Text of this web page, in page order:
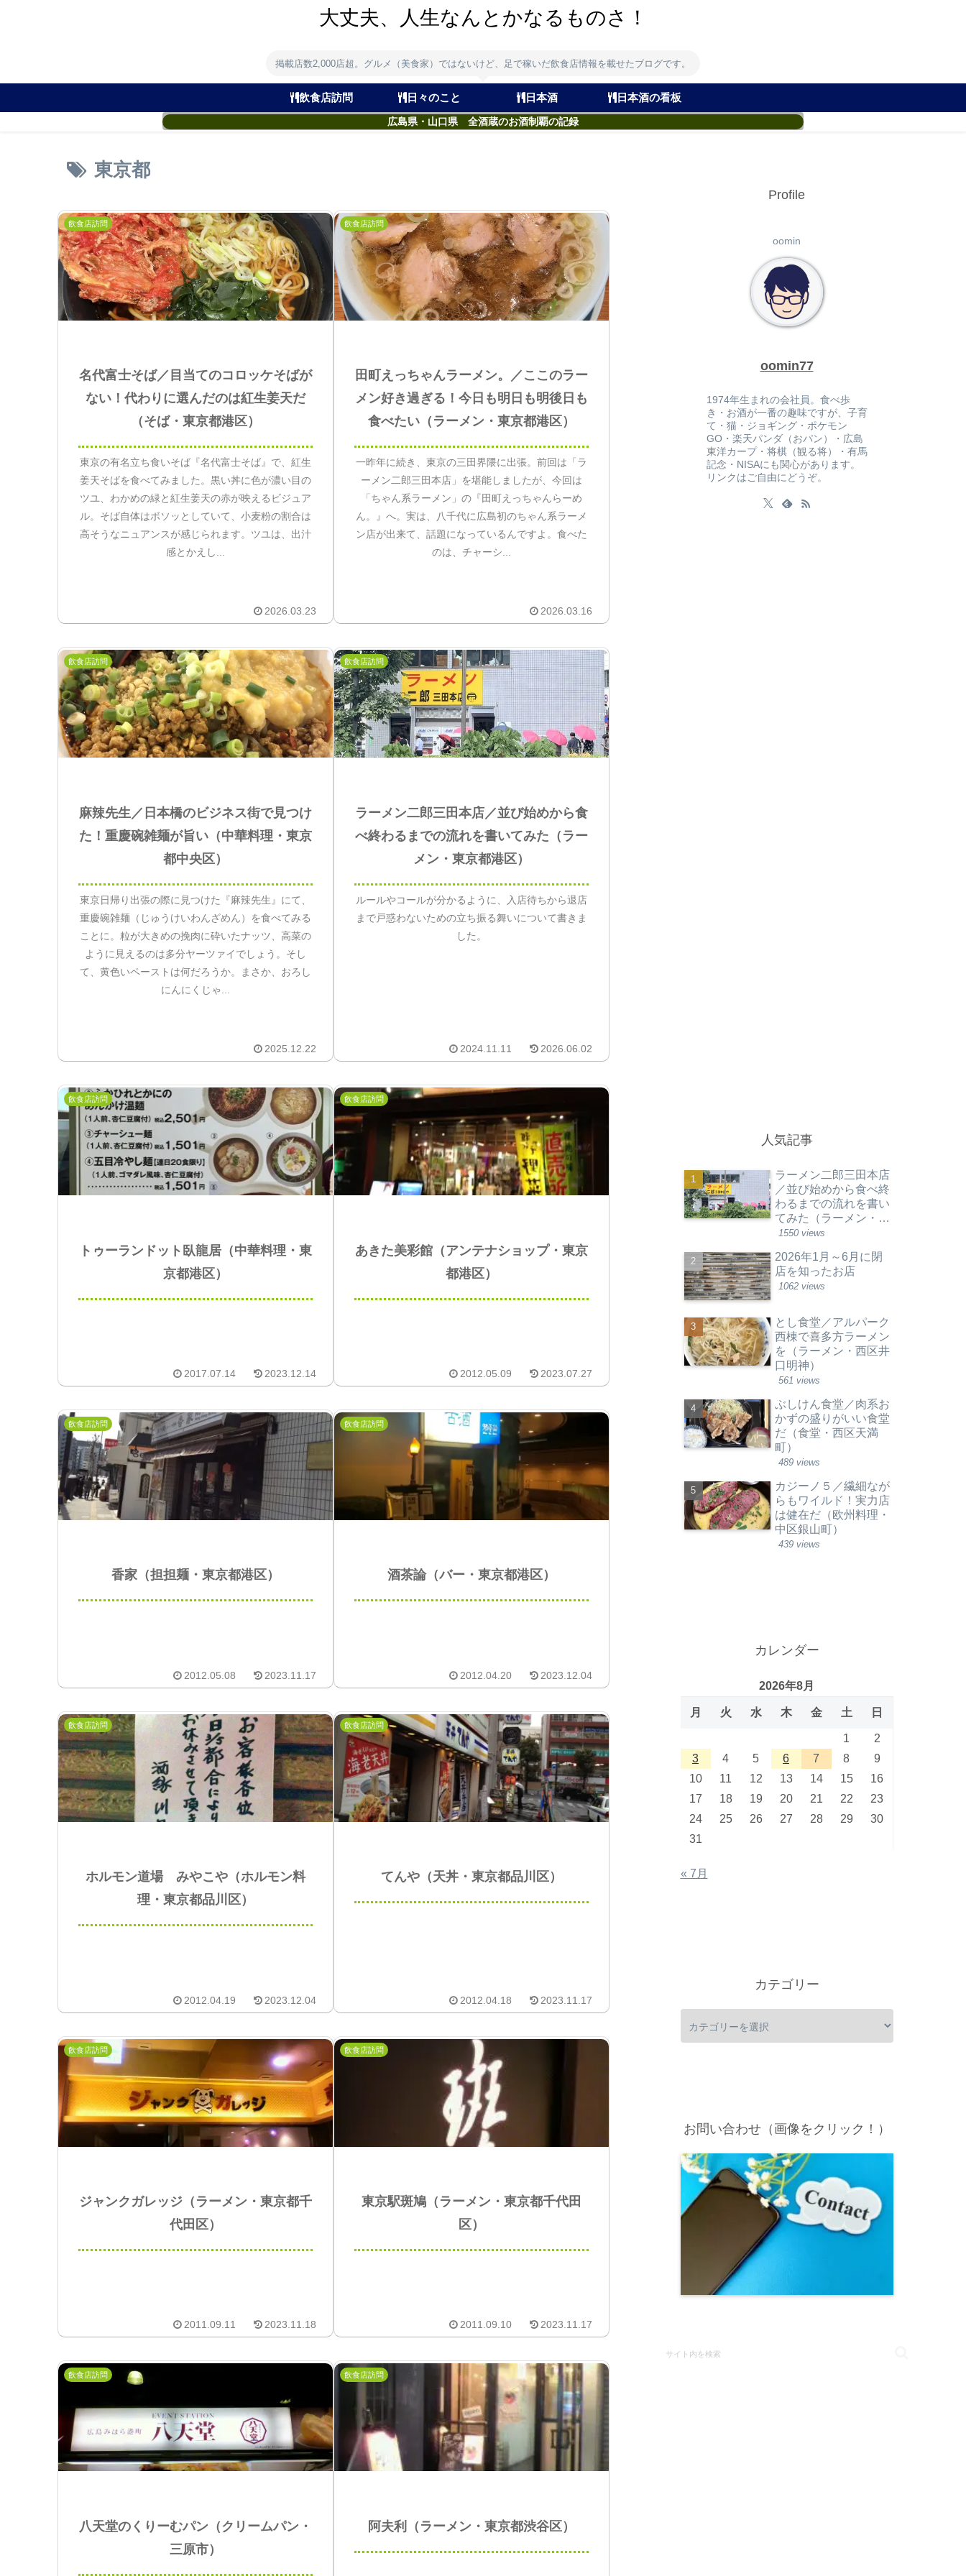
大丈夫、人生なんとかなるものさ！
掲載店数2,000店超。グルメ（美食家）ではないけど、足で稼いだ飲食店情報を載せたブログです。
飲食店訪問 日々のこと 日本酒 日本酒の看板
広島県・山口県 全酒蔵のお酒制覇の記録
東京都
飲食店訪問
名代富士そば／目当てのコロッケそばが
ない！代わりに選んだのは紅生姜天だ
（そば・東京都港区）
東京の有名立ち食いそば『名代富士そば』で、紅生
姜天そばを食べてみました。黒い丼に色が濃い目の
ツユ、わかめの緑と紅生姜天の赤が映えるビジュア
ル。そば自体はボソッとしていて、小麦粉の割合は
高そうなニュアンスが感じられます。ツユは、出汁
感とかえし...
2026.03.23
飲食店訪問
田町えっちゃんラーメン。／ここのラー
メン好き過ぎる！今日も明日も明後日も
食べたい（ラーメン・東京都港区）
一昨年に続き、東京の三田界隈に出張。前回は「ラ
ーメン二郎三田本店」を堪能しましたが、今回は
「ちゃん系ラーメン」の『田町えっちゃんらーめ
ん。』へ。実は、八千代に広島初のちゃん系ラーメ
ン店が出来て、話題になっているんですよ。食べた
のは、チャーシ...
2026.03.16
飲食店訪問
麻辣先生／日本橋のビジネス街で見つけ
た！重慶碗雑麺が旨い（中華料理・東京
都中央区）
東京日帰り出張の際に見つけた『麻辣先生』にて、
重慶碗雑麺（じゅうけいわんざめん）を食べてみる
ことに。粒が大きめの挽肉に砕いたナッツ、高菜の
ように見えるのは多分ヤーツァイでしょう。そし
て、黄色いペーストは何だろうか。まさか、おろし
にんにくじゃ...
2025.12.22
飲食店訪問
ラーメン二郎三田本店／並び始めから食
べ終わるまでの流れを書いてみた（ラー
メン・東京都港区）
ルールやコールが分かるように、入店待ちから退店
まで戸惑わないための立ち振る舞いについて書きま
した。
2024.11.11 2026.06.02
飲食店訪問
トゥーランドット臥龍居（中華料理・東
京都港区）
2017.07.14 2023.12.14
飲食店訪問
あきた美彩館（アンテナショップ・東京
都港区）
2012.05.09 2023.07.27
飲食店訪問
香家（担担麺・東京都港区）
2012.05.08 2023.11.17
飲食店訪問
酒茶論（バー・東京都港区）
2012.04.20 2023.12.04
飲食店訪問
ホルモン道場 みやこや（ホルモン料
理・東京都品川区）
2012.04.19 2023.12.04
飲食店訪問
てんや（天丼・東京都品川区）
2012.04.18 2023.11.17
飲食店訪問
ジャンクガレッジ（ラーメン・東京都千
代田区）
2011.09.11 2023.11.18
飲食店訪問
東京駅斑鳩（ラーメン・東京都千代田
区）
2011.09.10 2023.11.17
飲食店訪問
八天堂のくりーむパン（クリームパン・
三原市）
飲食店訪問
阿夫利（ラーメン・東京都渋谷区）
Profile
oomin
oomin77
1974年生まれの会社員。食べ歩
き・お酒が一番の趣味ですが、子育
て・猫・ジョギング・ポケモン
GO・楽天パンダ（おパン）・広島
東洋カープ・将棋（観る将）・有馬
記念・NISAにも関心があります。
リンクはご自由にどうぞ。
人気記事
ラーメン二郎三田本店
／並び始めから食べ終
わるまでの流れを書い
てみた（ラーメン・東
京都港区）
1550 views
2026年1月～6月に閉
店を知ったお店
1062 views
とし食堂／アルパーク
西棟で喜多方ラーメン
を（ラーメン・西区井
口明神）
561 views
ぶしけん食堂／肉系お
かずの盛りがいい食堂
だ（食堂・西区天満
町）
489 views
カジーノ５／繊細なが
らもワイルド！実力店
は健在だ（欧州料理・
中区銀山町）
439 views
カレンダー
2026年8月
月 火 水 木 金 土 日
1
2
3
4 5 6 7 8
9
10
11 12 13 14 15
16
17
18 19 20 21 22
23
24
25 26 27 28 29
30
31
« 7月
カテゴリー
お問い合わせ（画像をクリック！）